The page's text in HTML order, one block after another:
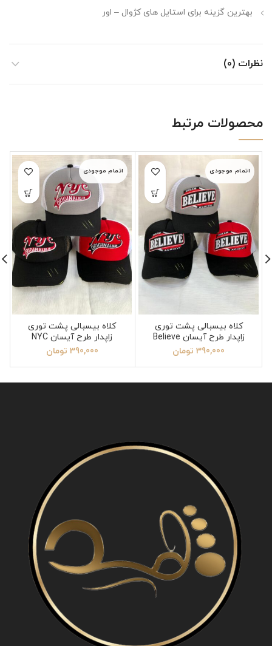
بهترین گزینه برای استایل های کژوال – اور
نظرات (0)
محصولات مرتبط
اتمام موجودی
کلاه بیسبالی پشت توری
زاپدار طرح آیسان Believe
390,000 تومان
اتمام موجودی
کلاه بیسبالی پشت توری
زاپدار طرح آیسان NYC
390,000 تومان